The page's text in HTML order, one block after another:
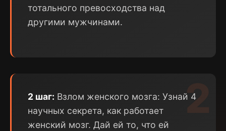
тотального превосходства над
другими мужчинами.
2
2 шаг: Взлом женского мозга: Узнай 4
научных секрета, как работает
женский мозг. Дай ей то, что ей